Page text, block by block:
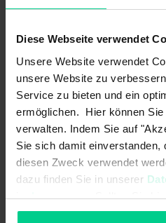
Diese Webseite verwendet
Unsere Website verwendet
unsere Website zu
Service zu bieten und ein
ermöglichen. Hier können
verwalten. Indem Sie auf
Sie sich damit einverstanden,
diesen Zweck verwendet
dazu finden Sie in unserer
imImpressum. Sollten Sie
sein, können Sie die
Your address
Company type